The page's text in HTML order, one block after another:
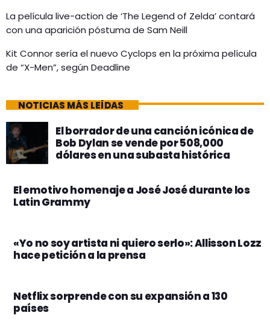
La película live-action de ‘The Legend of Zelda’ contará
con una aparición póstuma de Sam Neill
Kit Connor sería el nuevo Cyclops en la próxima película
de “X-Men”, según Deadline
NOTICIAS MÁS LEÍDAS
El borrador de una canción icónica de
Bob Dylan se vende por 508,000
dólares en una subasta histórica
El emotivo homenaje a José José durante los
Latin Grammy
«Yo no soy artista ni quiero serlo»: Allisson Lozz
hace petición a la prensa
Netflix sorprende con su expansión a 130
países